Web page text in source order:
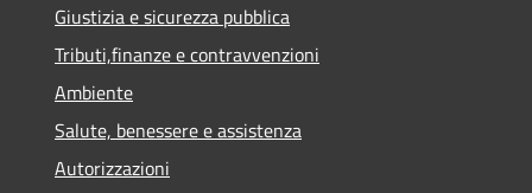
Giustizia e sicurezza pubblica
Tributi,finanze e contravvenzioni
Ambiente
Salute, benessere e assistenza
Autorizzazioni